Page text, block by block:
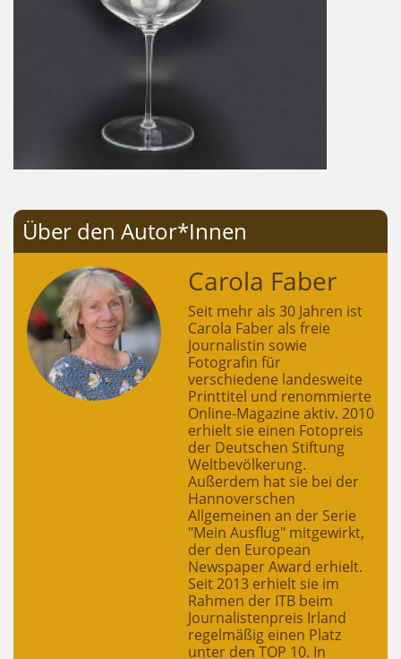
Über den Autor*Innen
Carola Faber
Seit mehr als 30 Jahren ist
Carola Faber als freie
Journalistin sowie
Fotografin für
verschiedene landesweite
Printtitel und renommierte
Online-Magazine aktiv. 2010
erhielt sie einen Fotopreis
der Deutschen Stiftung
Weltbevölkerung.
Außerdem hat sie bei der
Hannoverschen
Allgemeinen an der Serie
"Mein Ausflug" mitgewirkt,
der den European
Newspaper Award erhielt.
Seit 2013 erhielt sie im
Rahmen der ITB beim
Journalistenpreis Irland
regelmäßig einen Platz
unter den TOP 10. In